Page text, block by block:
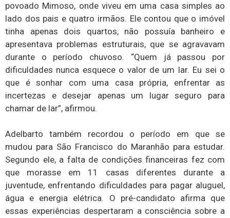
povoado Mimoso, onde viveu em uma casa simples ao
lado dos pais e quatro irmãos. Ele contou que o imóvel
tinha apenas dois quartos, não possuía banheiro e
apresentava problemas estruturais, que se agravavam
durante o período chuvoso. “Quem já passou por
dificuldades nunca esquece o valor de um lar. Eu sei o
que é sonhar com uma casa própria, enfrentar as
incertezas e desejar apenas um lugar seguro para
chamar de lar”, afirmou.
Adelbarto também recordou o período em que se
mudou para São Francisco do Maranhão para estudar.
Segundo ele, a falta de condições financeiras fez com
que morasse em 11 casas diferentes durante a
juventude, enfrentando dificuldades para pagar aluguel,
água e energia elétrica. O pré-candidato afirma que
essas experiências despertaram a consciência sobre a